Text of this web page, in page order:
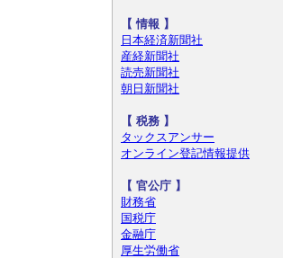
【情報 】
日本経済新聞社
産経新聞社
読売新聞社
朝日新聞社
【 税務 】
タックスアンサー
オンライン登記情報提供
【 官公庁 】
財務省
国税庁
金融庁
厚生労働省